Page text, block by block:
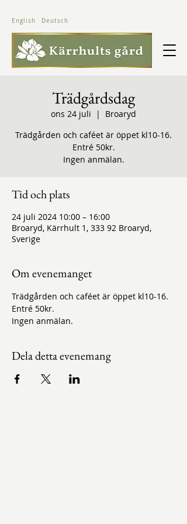
English Deutsch
Trädgårdsdag
ons 24 juli
  |
Broaryd
Trädgården och caféet är öppet kl10-16.
Entré 50kr.
Ingen anmälan.
Tid och plats
24 juli 2024 10:00 – 16:00
Broaryd, Kärrhult 1, 333 92 Broaryd,
Sverige
Om evenemanget
Trädgården och caféet är öppet kl10-16.
Entré 50kr.
Ingen anmälan.
Dela detta evenemang